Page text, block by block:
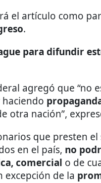
el artículo como
.
para difundir
agregó que “no
otra nación”,
que presten
en el país, no
comercial o de
excepción de la